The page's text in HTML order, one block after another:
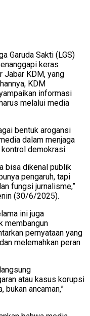
Garuda Sakti (LGS)
keras
Jabar KDM, yang
KDM
informasi
melalui media
bentuk arogansi
dalam menjaga
demokrasi.
bisa dikenal publik
pengaruh, tapi
fungsi jurnalisme,”
(30/6/2025).
ini juga
membangun
pernyataan yang
melemahkan peran
atau kasus korupsi
bukan ancaman,”